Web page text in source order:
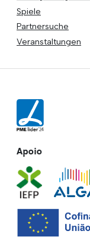
Spiele
Partnersuche
Veranstaltungen
Apoio